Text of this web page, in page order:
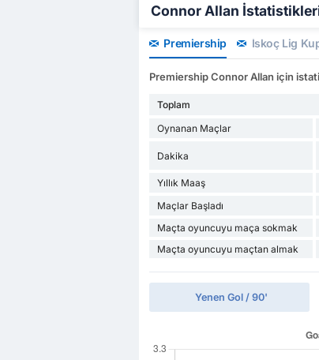
Connor Allan
Premiership İskoç Lig
Premiership Connor Allan için
Toplam
Oynanan Maçlar
Dakika
Yıllık Maaş
Maçlar Başladı
Maçta oyuncuyu maça sokmak
Maçta oyuncuyu maçtan almak
Yenen Gol / 90'